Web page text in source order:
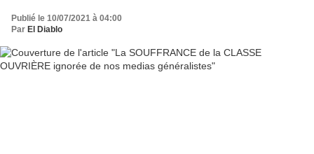
Publié le 10/07/2021 à 04:00
Par El Diablo